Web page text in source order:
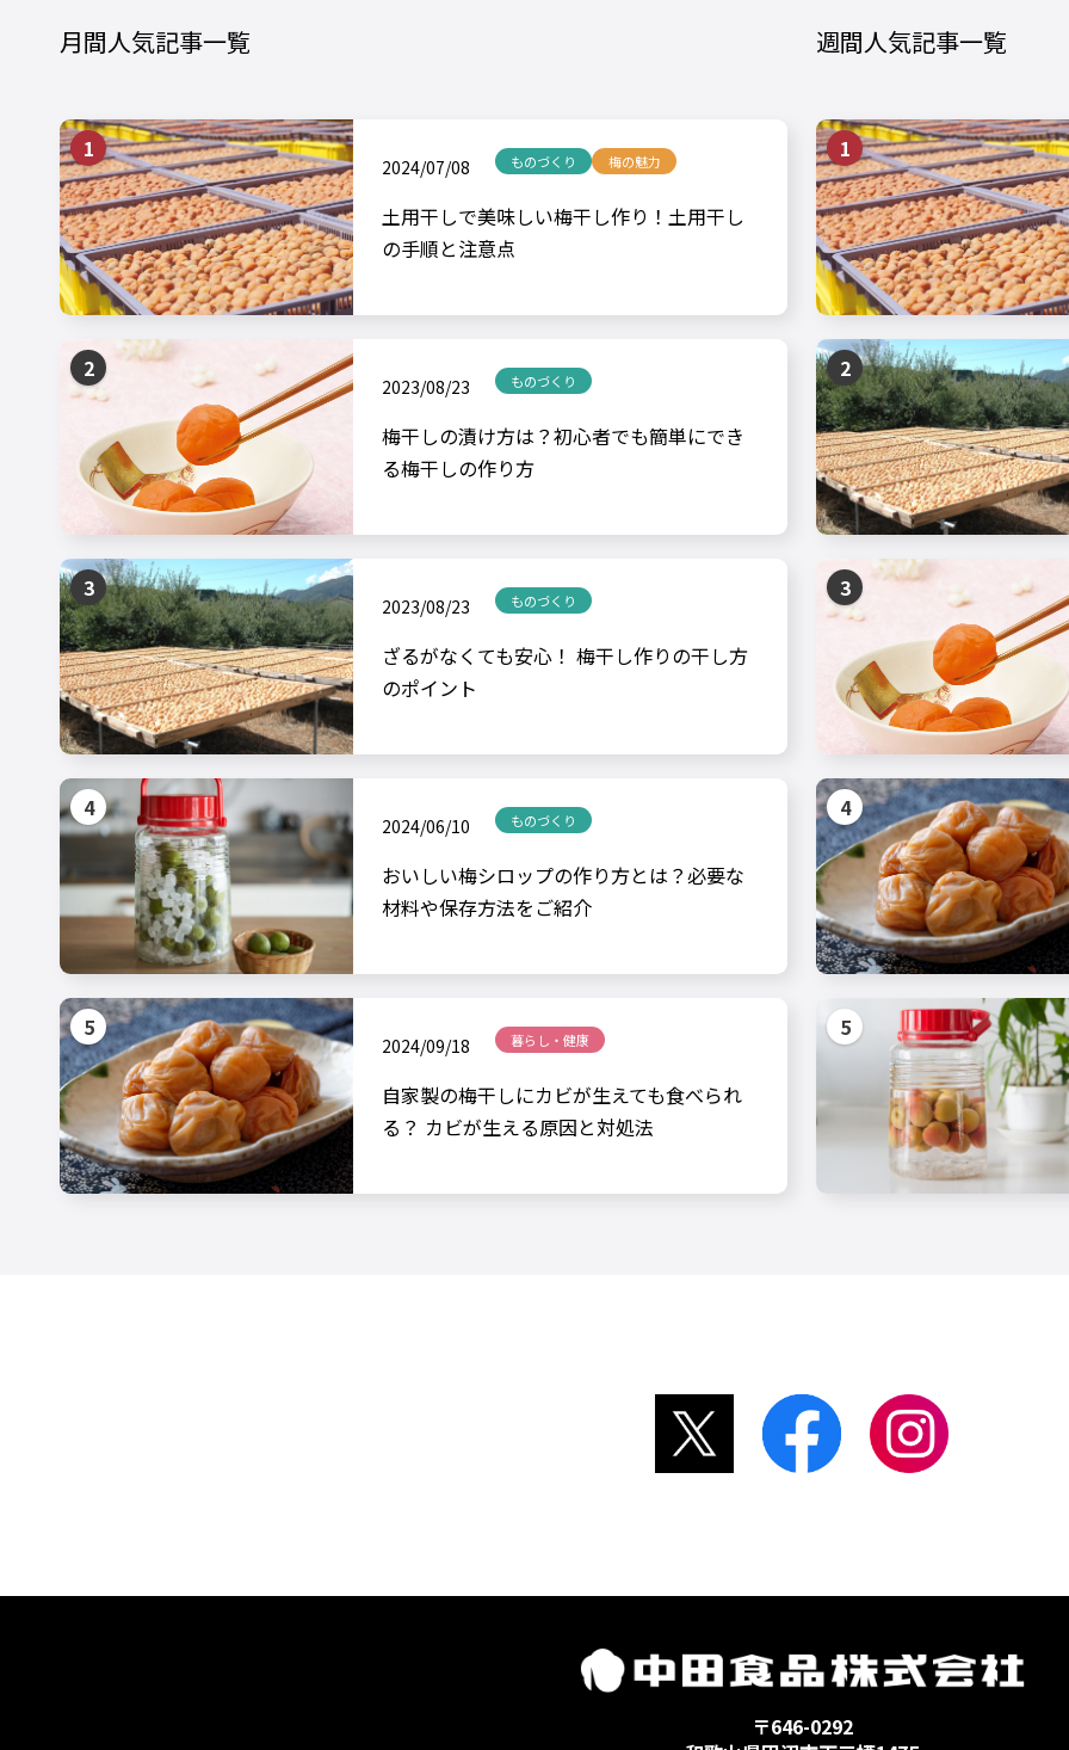
月間人気記事一覧
2024/07/08 ものづくり 梅の魅力
土用干しで美味しい梅干し作り！土用干し
の手順と注意点
2023/08/23 ものづくり
梅干しの漬け方は？初心者でも簡単にでき
る梅干しの作り方
2023/08/23 ものづくり
ざるがなくても安心！ 梅干し作りの干し方
のポイント
2024/06/10 ものづくり
おいしい梅シロップの作り方とは？必要な
材料や保存方法をご紹介
2024/09/18 暮らし・健康
自家製の梅干しにカビが生えても食べられ
る？ カビが生える原因と対処法
週間人気記事一覧
〒646-0292